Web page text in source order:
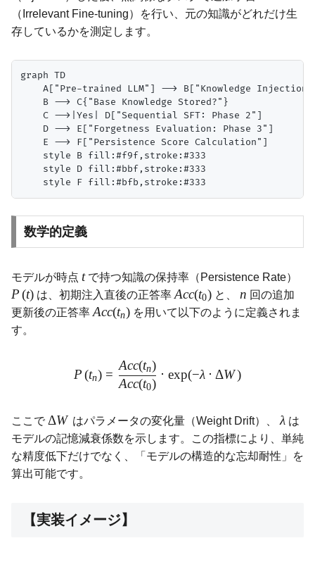
（Irrelevant Fine-tuning）を行い、元の知識がどれだけ生
存しているかを測定します。
graph TD
A["Pre-trained LLM"] --> B["Knowledge
    B --> C{"Base Knowledge Stored?"}
    C -->|Yes| D["Sequential SFT: Phase 2"]
    D --> E["Forgetness Evaluation: Phase 3"]
    E --> F["Persistence Score Calculation"]
    style B fill:#f9f,stroke:#333
    style D fill:#bbf,stroke:#333
数学的定義
モデルが時点 tで持つ知識の保持率（Persistence Rate）
P(t)は、初期注入直後の正答率 Acc(t0)と、 n 回の追加
更新後の正答率 Acc(tn) を用いて以下のように定義されま
す。
P(tn) =
Acc(t0)
Acc(tn)
⋅ exp(−λ ⋅ ΔW)
ここで ΔW はパラメータの変化量（Weight Drift）、 λ は
モデルの記憶減衰係数を示します。この指標により、単純
な精度低下だけでなく、「モデルの構造的な忘却耐性」を
算出可能です。
【実装イメージ】